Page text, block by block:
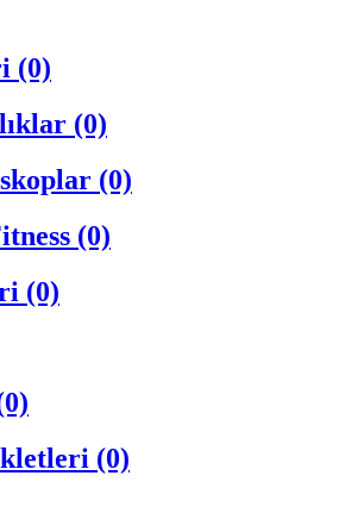
(0)
(0)
(0)
(0)
(0)
(0)